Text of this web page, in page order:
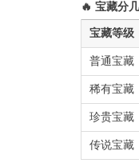
🔥 宝藏分
宝藏等级
普通宝藏
稀有宝藏
珍贵宝藏
传说宝藏